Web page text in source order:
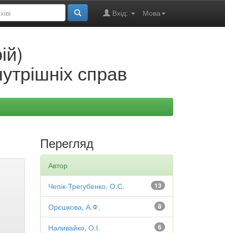
Мова
Вхід:
справ
Перегляд
Автор
13
Чепік-Трегубенко, О.С.
8
Орєшкова, А.Ф.
6
Наливайко, О.І.